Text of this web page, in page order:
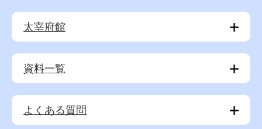
太宰府館
資料一覧
よくある質問